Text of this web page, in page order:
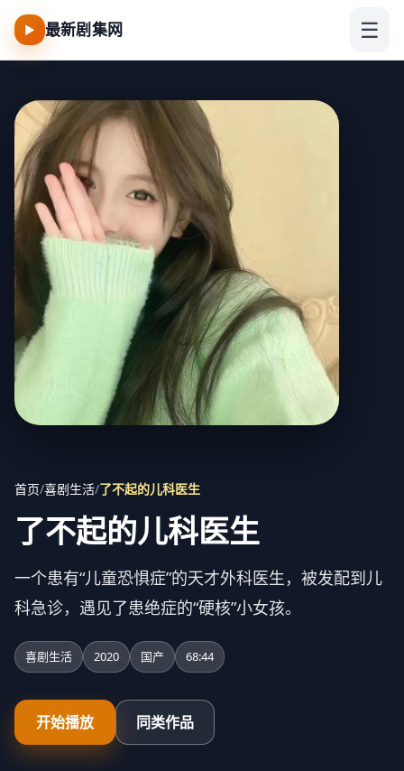
▶ 最新剧集网 ☰
首页/喜剧生活/了不起的儿科医生
了不起的儿科医生
一个患有“儿童恐惧症”的天才外科医生，被发配到儿
科急诊，遇见了患绝症的“硬核”小女孩。
喜剧生活 2020 国产 68:44
开始播放 同类作品